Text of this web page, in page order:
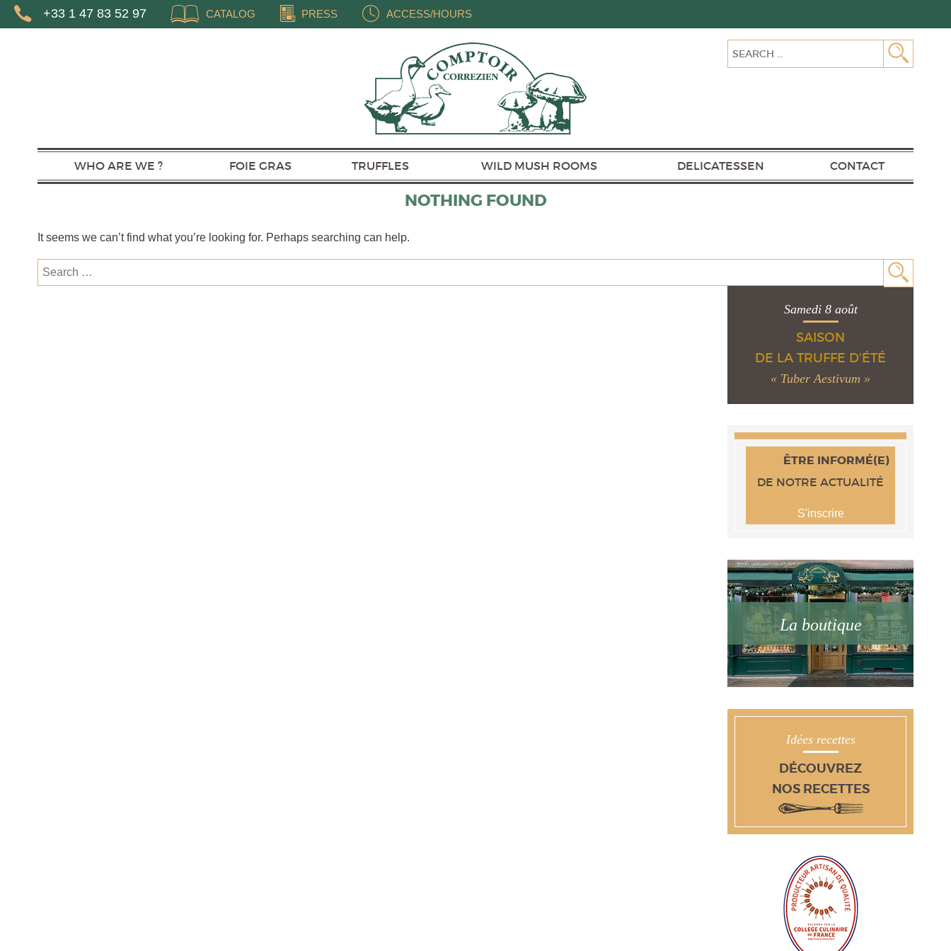
+33 1 47 83 52 97 CATALOG PRESS ACCESS/HOURS
for:
WHO ARE WE ? FOIE GRAS TRUFFLES WILD MUSH ROOMS DELICATESSEN CONTACT
NOTHING FOUND
It seems we can’t find what you’re looking for. Perhaps searching can help.
Search
for:
Samedi 8 août
SAISON
DE LA TRUFFE D'ÉTÉ
« Tuber Aestivum »
ÊTRE INFORMÉ(E)
DE NOTRE ACTUALITÉ
S'inscrire
La boutique
Idées recettes
DÉCOUVREZ
NOS RECETTES